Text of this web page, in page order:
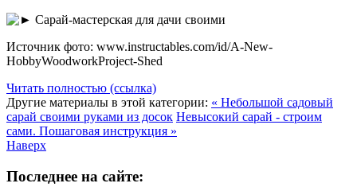
Источник фото: www.instructables.com/id/A-New-
HobbyWoodworkProject-Shed
Читать полностью (ссылка)
Другие материалы в этой категории: « Небольшой садовый
сарай своими руками из досок Невысокий сарай - строим
сами. Пошаговая инструкция »
Наверх
Последнее на сайте: